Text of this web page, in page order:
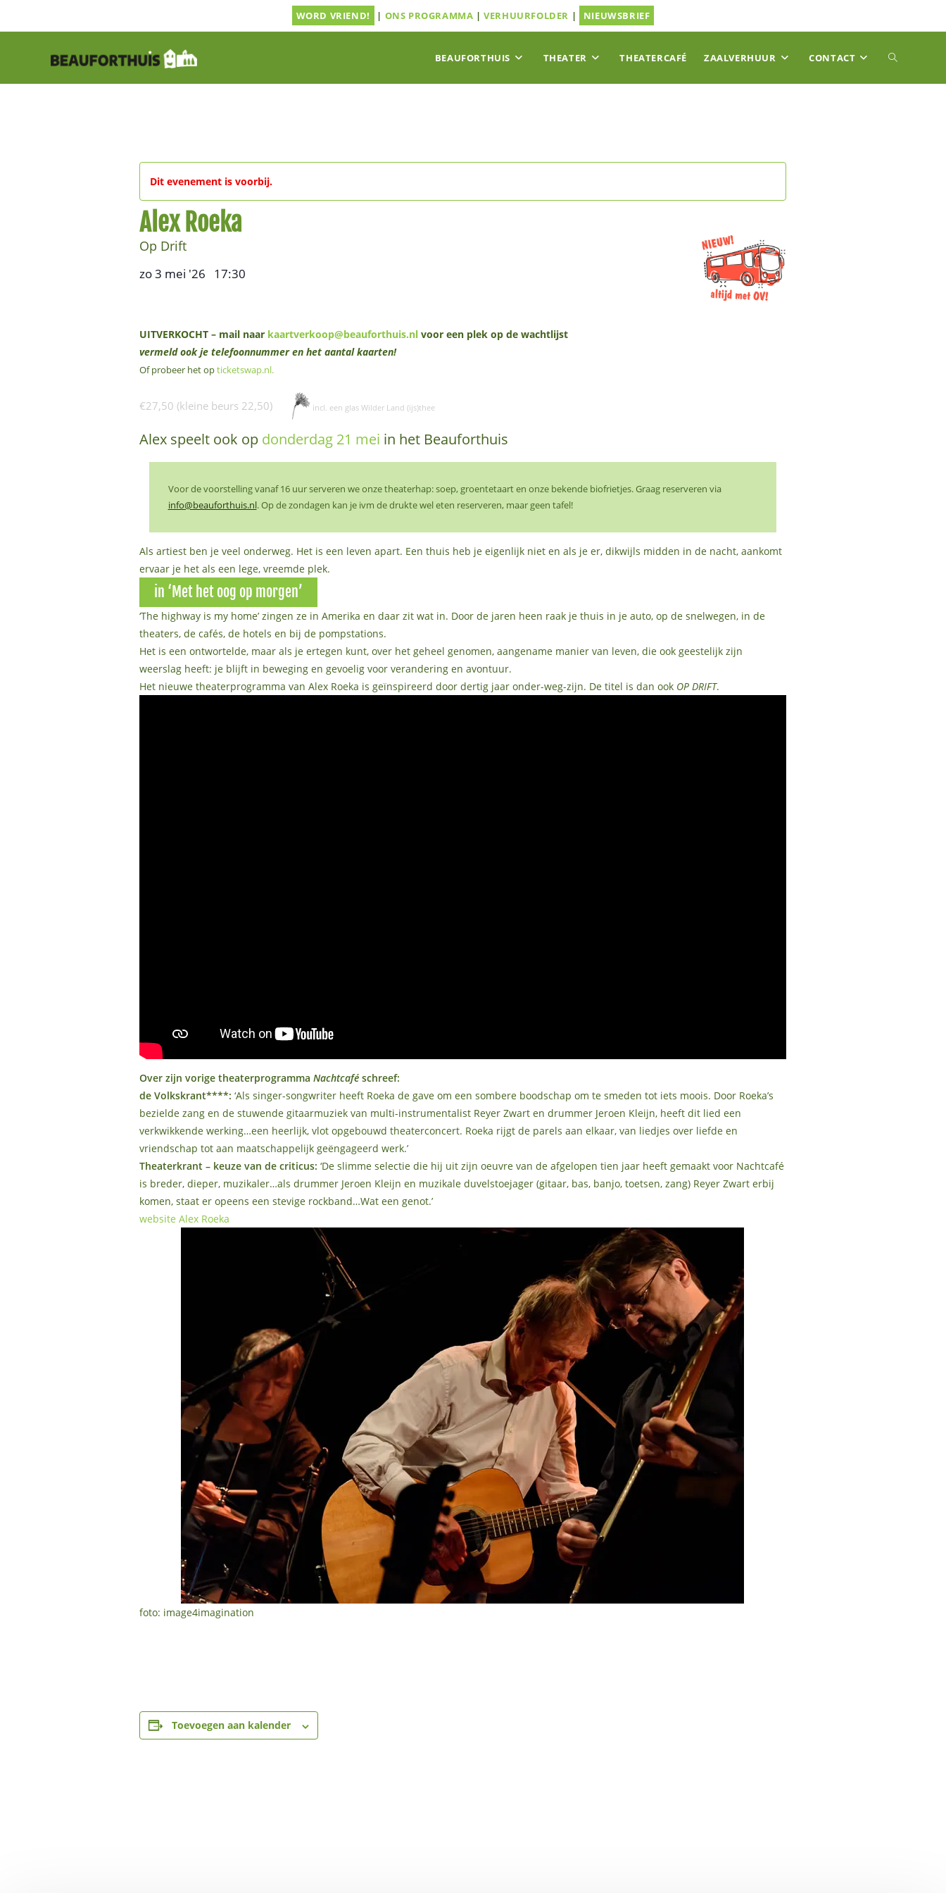
WORD VRIEND! | ONS PROGRAMMA |VERHUURFOLDER | NIEUWSBRIEF
BEAUFORTHUIS THEATER THEATERCAFÉ ZAALVERHUUR CONTACT TOGGLE
Dit evenement is voorbij.
Alex Roeka
Op Drift
zo 3 mei '26 17:30
UITVERKOCHT – mail naar kaartverkoop@beauforthuis.nlvoor een plek op de wachtlijst
vermeld ook je telefoonnummer en het aantal kaarten!
Of probeer het opticketswap.nl.
€27,50 (kleine beurs 22,50) incl. een glas Wilder Land (ijs)thee
Alex speelt ook op donderdag 21 mei in het Beauforthuis
Voor de voorstelling vanaf 16 uur serveren we onze theaterhap: soep, groentetaart en onze bekende biofrietjes. Graag reserveren via
info@beauforthuis.nl. Op de zondagen kan je ivm de drukte wel eten reserveren, maar geen tafel!
Als artiest ben je veel onderweg. Het is een leven apart. Een thuis heb je eigenlijk niet en als je er, dikwijls midden in de nacht, aankomt
ervaar je het als een lege, vreemde plek.
in ‘Met het oog op morgen’
‘The highway is my home’ zingen ze in Amerika en daar zit wat in. Door de jaren heen raak je thuis in je auto, op de snelwegen, in de
theaters, de cafés, de hotels en bij de pompstations.
Het is een ontwortelde, maar als je ertegen kunt, over het geheel genomen, aangename manier van leven, die ook geestelijk zijn
weerslag heeft: je blijft in beweging en gevoelig voor verandering en avontuur.
Het nieuwe theaterprogramma van Alex Roeka is geïnspireerd door dertig jaar onder-weg-zijn. De titel is dan ook OP DRIFT.
Over zijn vorige theaterprogramma Nachtcafé schreef:
de Volkskrant****: ‘Als singer-songwriter heeft Roeka de gave om een sombere boodschap om te smeden tot iets moois. Door Roeka’s
bezielde zang en de stuwende gitaarmuziek van multi-instrumentalist Reyer Zwart en drummer Jeroen Kleijn, heeft dit lied een
verkwikkende werking…een heerlijk, vlot opgebouwd theaterconcert. Roeka rijgt de parels aan elkaar, van liedjes over liefde en
vriendschap tot aan maatschappelijk geëngageerd werk.’
Theaterkrant – keuze van de criticus: ‘De slimme selectie die hij uit zijn oeuvre van de afgelopen tien jaar heeft gemaakt voor Nachtcafé
is breder, dieper, muzikaler…als drummer Jeroen Kleijn en muzikale duvelstoejager (gitaar, bas, banjo, toetsen, zang) Reyer Zwart erbij
komen, staat er opeens een stevige rockband…Wat een genot.’
website Alex Roeka
foto: image4imagination
Toevoegen aan kalender